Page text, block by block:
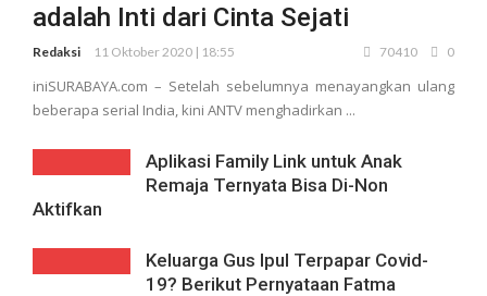
adalah Inti dari Cinta Sejati
Redaksi 11 Oktober 2020 | 18:55 70410 0
iniSURABAYA.com – Setelah sebelumnya menayangkan ulang
beberapa serial India, kini ANTV menghadirkan ...
Aplikasi Family Link untuk Anak
Remaja Ternyata Bisa Di-Non
Aktifkan
Keluarga Gus Ipul Terpapar Covid-
19? Berikut Pernyataan Fatma